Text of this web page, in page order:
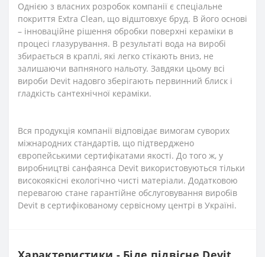
Однією з власних розробок компанії є спеціальне
покриття Extra Clean, що відштовхує бруд. В його основі
– інноваційне рішення обробки поверхні кераміки в
процесі глазурування. В результаті вода на виробі
збирається в краплі, які легко стікають вниз, не
залишаючи вапняного нальоту. Завдяки цьому всі
вироби Devit надовго зберігають первинний блиск і
гладкість сантехнічної кераміки.
Вся продукція компанії відповідає вимогам суворих
міжнародних стандартів, що підтверджено
європейськими сертифікатами якості. До того ж, у
виробництві санфаянса Devit використовуються тільки
високоякісні екологічно чисті матеріали. Додатковою
перевагою стане гарантійне обслуговування виробів
Devit в сертифікованому сервісному центрі в Україні.